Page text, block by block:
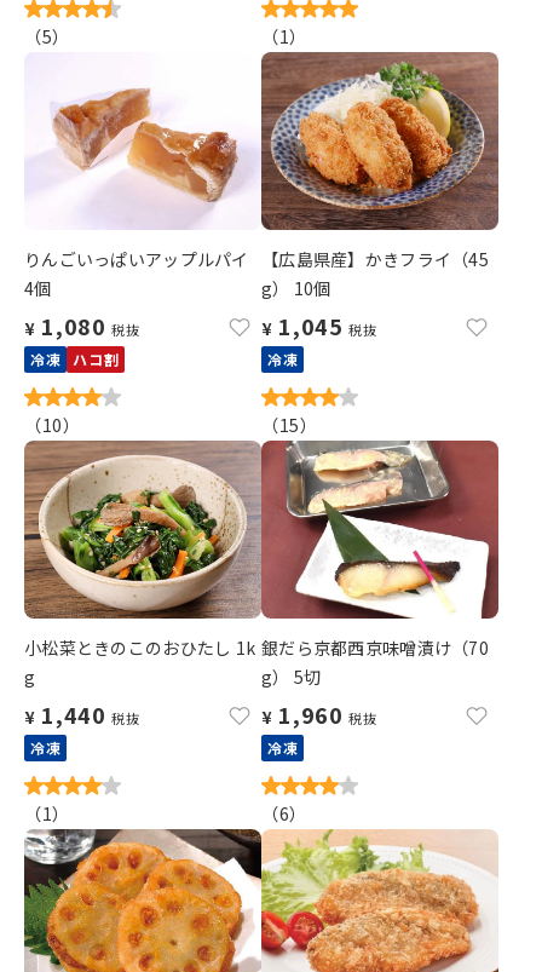
（5） （1）
りんごいっぱいアップルパイ
4個
¥ 1,080 税抜
冷凍 ハコ割
（10）
【広島県産】かきフライ（45
g） 10個
¥ 1,045 税抜
冷凍
（15）
小松菜ときのこのおひたし 1k
g
¥ 1,440 税抜
冷凍
（1）
銀だら京都西京味噌漬け（70
g） 5切
¥ 1,960 税抜
冷凍
（6）